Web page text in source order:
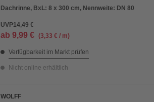
Dachrinne, BxL: 8 x 300 cm, Nennweite: DN 80
UVP14,49 €
ab 9,99 € (3,33 € / m)
Verfügbarkeit im Markt prüfen
Nicht online erhältlich
WOLFF